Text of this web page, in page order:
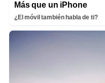
Más que un iPhone
¿El móvil también habla de ti?